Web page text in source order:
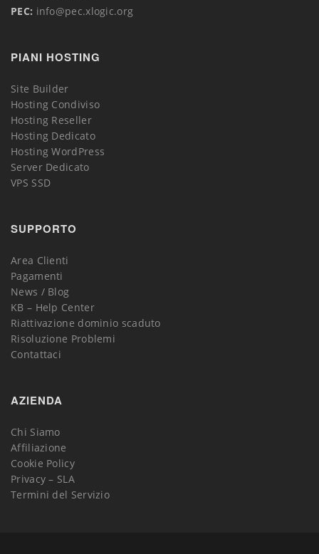
PEC: info@pec.xlogic.org
PIANI HOSTING
Site Builder
Hosting Condiviso
Hosting Reseller
Hosting Dedicato
Hosting WordPress
Server Dedicato
VPS SSD
SUPPORTO
Area Clienti
Pagamenti
News / Blog
KB – Help Center
Riattivazione dominio scaduto
Risoluzione Problemi
Contattaci
AZIENDA
Chi Siamo
Affiliazione
Cookie Policy
Privacy – SLA
Termini del Servizio